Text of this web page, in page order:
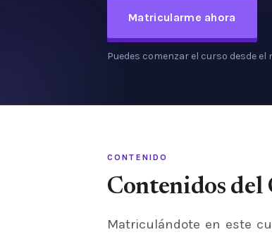
Matricularme ahora
Puedes comenzar el curso desde
CONTENIDO
Contenidos del
Matriculándote en este